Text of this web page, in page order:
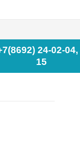
24-02-04,
15